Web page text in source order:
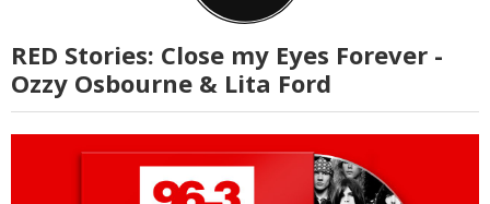
RED Stories: Close my Eyes Forever -
Ozzy Osbourne & Lita Ford